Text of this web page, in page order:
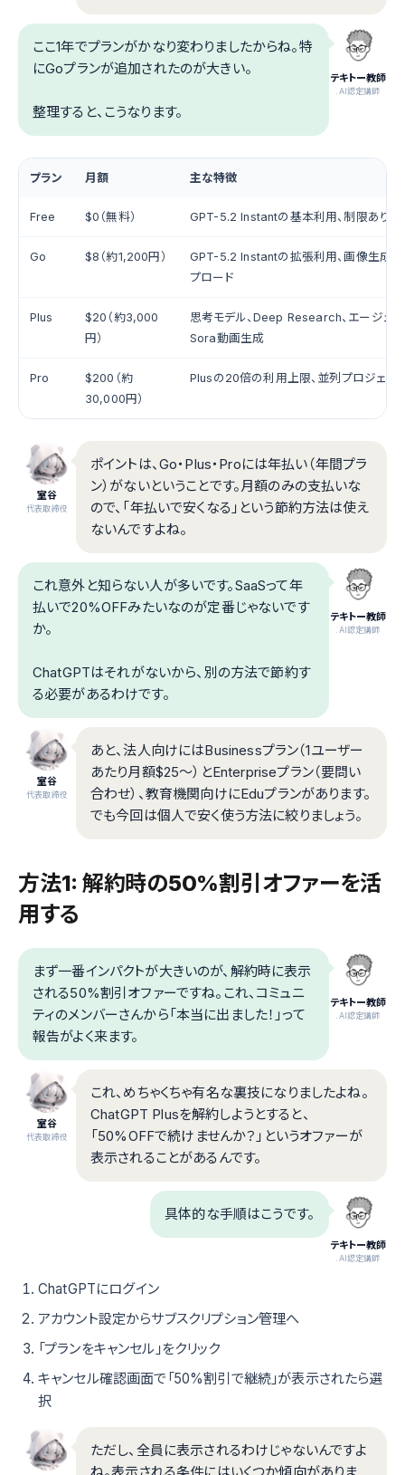
テキトー教師
.AI認定講師
ここ1年でプランがかなり変わりましたからね。特
にGoプランが追加されたのが大きい。
整理すると、こうなります。
プラン 月額 主な特徴
Free $0（無料） GPT-5.2 Instantの基本利用、制限あり
Go $8（約1,200円）
GPT-5.2 Instantの拡張利用、画像生成、
プロード
Plus
$20（約3,000
円）
思考モデル、Deep Research、エージェン
Sora動画生成
Pro
$200（約
30,000円）
Plusの20倍の利用上限、並列プロジェク
室谷
代表取締役
ポイントは、Go・Plus・Proには年払い（年間プラ
ン）がないということです。月額のみの支払いな
ので、「年払いで安くなる」という節約方法は使え
ないんですよね。
テキトー教師
.AI認定講師
これ意外と知らない人が多いです。SaaSって年
払いで20%OFFみたいなのが定番じゃないです
か。
ChatGPTはそれがないから、別の方法で節約す
る必要があるわけです。
室谷
代表取締役
あと、法人向けにはBusinessプラン（1ユーザー
あたり月額$25〜）とEnterpriseプラン（要問い
合わせ）、教育機関向けにEduプランがあります。
でも今回は個人で安く使う方法に絞りましょう。
方法1: 解約時の50%割引オファーを活
用する
テキトー教師
.AI認定講師
まず一番インパクトが大きいのが、解約時に表示
される50%割引オファーですね。これ、コミュニ
ティのメンバーさんから「本当に出ました！」って
報告がよく来ます。
室谷
代表取締役
これ、めちゃくちゃ有名な裏技になりましたよね。
ChatGPT Plusを解約しようとすると、
「50%OFFで続けませんか？」というオファーが
表示されることがあるんです。
テキトー教師
.AI認定講師
具体的な手順はこうです。
ChatGPTにログイン
アカウント設定からサブスクリプション管理へ
「プランをキャンセル」をクリック
キャンセル確認画面で「50%割引で継続」が表示されたら選
択
ただし、全員に表示されるわけじゃないんですよ
ね。表示される条件にはいくつか傾向がありま